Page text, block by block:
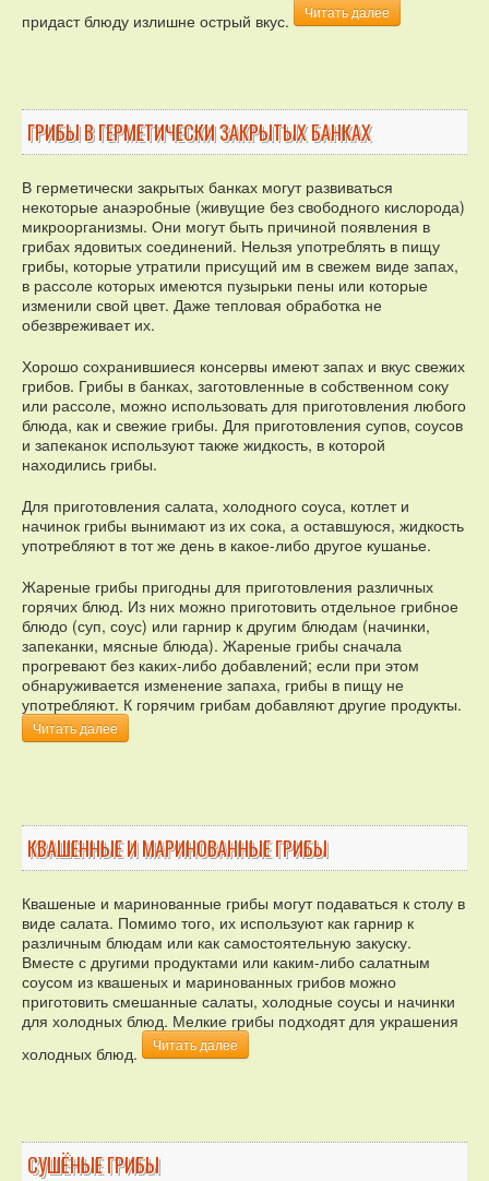
придаст блюду излишне острый вкус.
Читать далее
ГРИБЫ В ГЕРМЕТИЧЕСКИ ЗАКРЫТЫХ БАНКАХ
В герметически закрытых банках могут развиваться
некоторые анаэробные (живущие без свободного кислорода)
микроорганизмы. Они могут быть причиной появления в
грибах ядовитых соединений. Нельзя употреблять в пищу
грибы, которые утратили присущий им в свежем виде запах,
в рассоле которых имеются пузырьки пены или которые
изменили свой цвет. Даже тепловая обработка не
обезвреживает их.
Хорошо сохранившиеся консервы имеют запах и вкус свежих
грибов. Грибы в банках, заготовленные в собственном соку
или рассоле, можно использовать для приготовления любого
блюда, как и свежие грибы. Для приготовления супов, соусов
и запеканок используют также жидкость, в которой
находились грибы.
Для приготовления салата, холодного соуса, котлет и
начинок грибы вынимают из их сока, а оставшуюся, жидкость
употребляют в тот же день в какое-либо другое кушанье.
Жареные грибы пригодны для приготовления различных
горячих блюд. Из них можно приготовить отдельное грибное
блюдо (суп, соус) или гарнир к другим блюдам (начинки,
запеканки, мясные блюда). Жареные грибы сначала
прогревают без каких-либо добавлений; если при этом
обнаруживается изменение запаха, грибы в пищу не
употребляют. К горячим грибам добавляют другие продукты.
Читать далее
КВАШЕННЫЕ И МАРИНОВАННЫЕ ГРИБЫ
Квашеные и маринованные грибы могут подаваться к столу в
виде салата. Помимо того, их используют как гарнир к
различным блюдам или как самостоятельную закуску.
Вместе с другими продуктами или каким-либо салатным
соусом из квашеных и маринованных грибов можно
приготовить смешанные салаты, холодные соусы и начинки
для холодных блюд. Мелкие грибы подходят для украшения
холодных блюд.
Читать далее
СУШЁНЫЕ ГРИБЫ